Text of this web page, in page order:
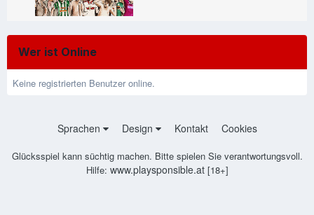
Wer ist Online
Keine registrierten Benutzer online.
Sprachen Design Kontakt Cookies
Glücksspiel kann süchtig machen. Bitte spielen Sie verantwortungsvoll.
Hilfe: www.playsponsible.at[18+]